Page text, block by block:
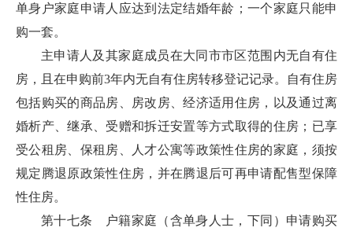
单身户家庭申请人应达到法定结婚年龄；一个家庭只能申
购一套。
主申请人及其家庭成员在大同市市区范围内无自有住
房，且在申购前3年内无自有住房转移登记记录。自有住房
包括购买的商品房、房改房、经济适用住房，以及通过离
婚析产、继承、受赠和拆迁安置等方式取得的住房；已享
受公租房、保租房、人才公寓等政策性住房的家庭，须按
规定腾退原政策性住房，并在腾退后可再申请配售型保障
性住房。
第十七条 户籍家庭（含单身人士，下同）申请购买